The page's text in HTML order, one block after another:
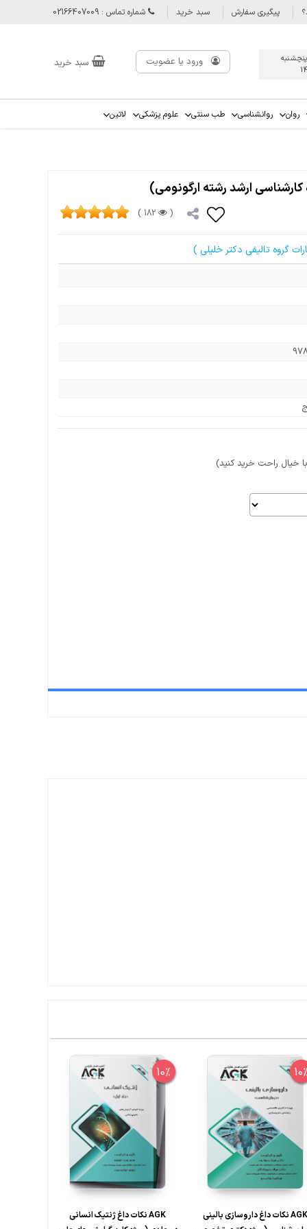
پیگیری سفارش سبد خرید شماره تماس : 02166407009
ورود یا عضویت سبد خرید
روان روانشناسی طب سنتی علوم پزشکی لاتین
(
182 )
گروه تالیفی دکتر خلیلی )
خیال راحت خرید کنید)
10%
AGK نکات داغ داروسازی بالینی
10%
AGK نکات داغ ژنتیک انسانی